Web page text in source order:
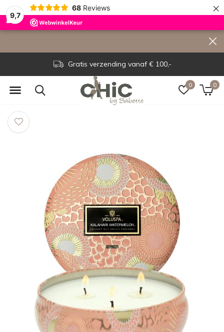
9,7
68 Reviews ×
0 0
Gratis verzending vanaf € 100,-